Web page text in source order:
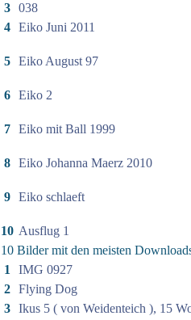
3 038
4 Eiko Juni 2011
5 Eiko August 97
6 Eiko 2
7 Eiko mit Ball 1999
8 Eiko Johanna Maerz 2010
9 Eiko schlaeft
10 Ausflug 1
10 Bilder mit den meisten
1
IMG 0927
2 Flying Dog
3 Ikus 5 ( von Weidenteich ), 15